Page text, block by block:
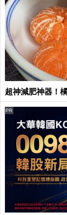
超神減肥神器！
PR